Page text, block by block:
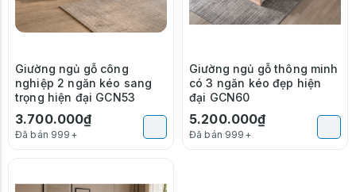
Giường ngủ gỗ công
nghiệp 2 ngăn kéo sang
trọng hiện đại GCN53
3.700.000₫
Đã bán 999+
Giường ngủ gỗ thông minh
có 3 ngăn kéo đẹp hiện
đại GCN60
5.200.000₫
Đã bán 999+